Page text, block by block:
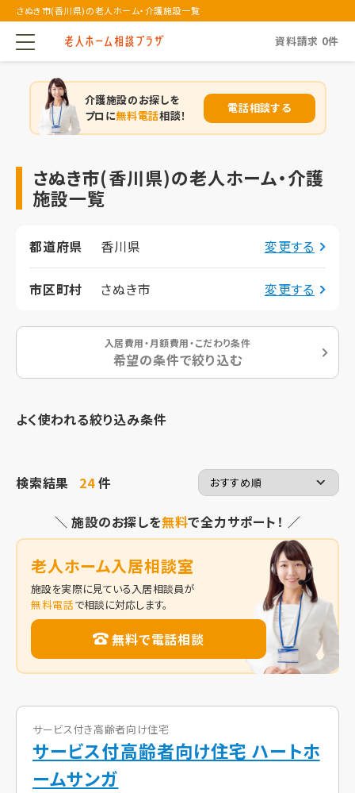
さぬき市(香川県)の老人ホーム・介護施設一覧
資料請求 0件
介護施設のお探しを
プロに無料電話相談！
電話相談する
さぬき市(香川県)の老人ホーム・介護
施設一覧
都道府県 香川県 変更する
市区町村 さぬき市 変更する
入居費用・月額費用・こだわり条件
希望の条件で絞り込む
よく使われる絞り込み条件
検索結果 24件
＼ 施設のお探しを無料で全力サポート！ ／
老人ホーム入居相談室
施設を実際に見ている入居相談員が
無料電話で相談に対応します。
無料で電話相談
サービス付き高齢者向け住宅
サービス付高齢者向け住宅 ハートホ
ームサンガ